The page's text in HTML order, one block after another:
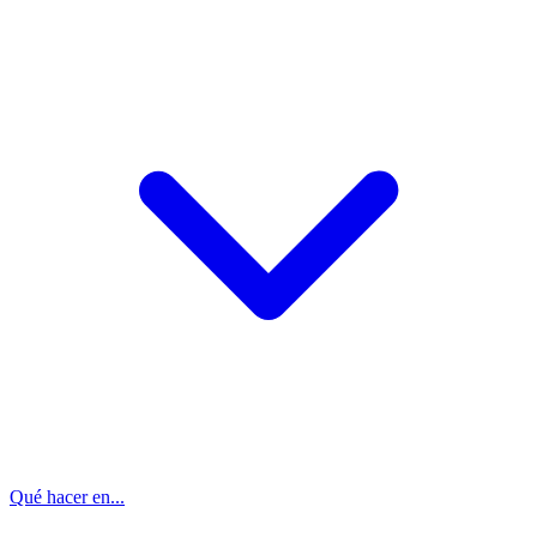
Qué hacer en...